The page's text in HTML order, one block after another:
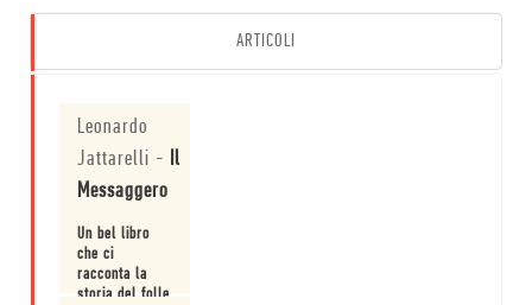
ARTICOLI
Leonardo
Jattarelli - Il
Messaggero
Un bel libro
che ci
racconta la
storia del folle